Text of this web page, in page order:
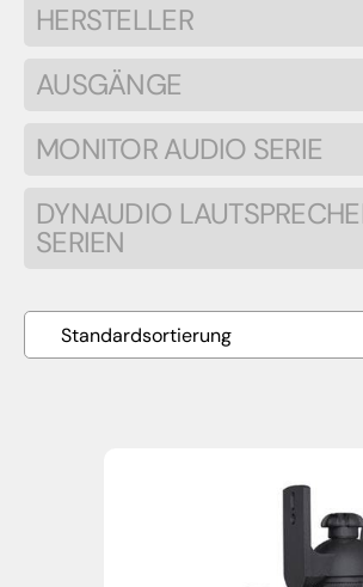
HERSTELLER
AUSGÄNGE
MONITOR AUDIO SERIE
DYNAUDIO
SERIEN